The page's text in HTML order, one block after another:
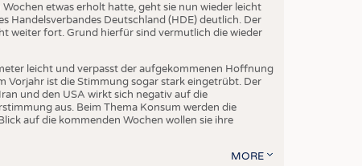
etwas erholt hatte, geht sie nun wieder leicht
Handelsverbandes Deutschland (HDE) deutlich. Der
weiter fort. Grund hierfür sind vermutlich die wieder
leicht und verpasst der aufgekommenen Hoffnung
Vorjahr ist die Stimmung sogar stark eingetrübt. Der
und den USA wirkt sich negativ auf die
aus. Beim Thema Konsum werden die
auf die kommenden Wochen wollen sie ihre
MORE